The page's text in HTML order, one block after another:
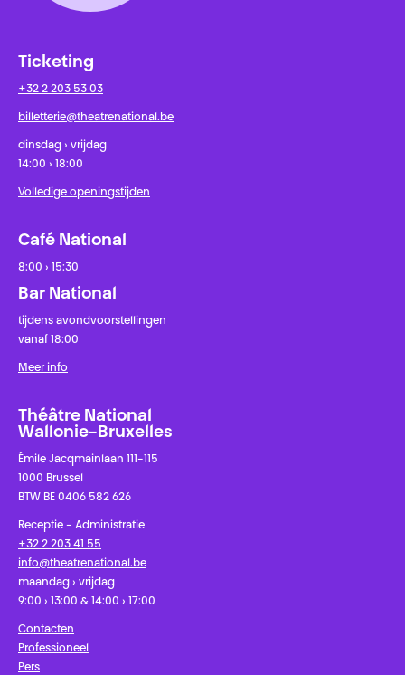
Ticketing
+32 2 203 53 03
billetterie@theatrenational.be
dinsdag › vrijdag
14:00 › 18:00
Volledige openingstijden
Café National
8:00 › 15:30
Bar National
tijdens avondvoorstellingen
vanaf 18:00
Meer info
Théâtre National
Wallonie-Bruxelles
Émile Jacqmainlaan 111-115
1000 Brussel
BTW BE 0406 582 626
Receptie - Administratie
+32 2 203 41 55
info@theatrenational.be
maandag › vrijdag
9:00 › 13:00 & 14:00 › 17:00
Contacten
Professioneel
Pers